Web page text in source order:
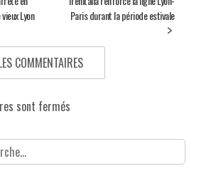
Lyon
Paris durant la période estivale
COMMENTAIRES
sont fermés